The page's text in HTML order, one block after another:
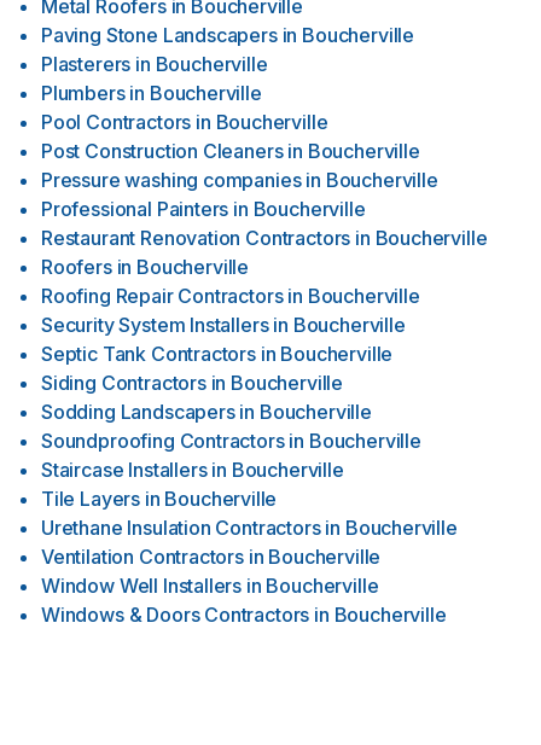
Metal Roofers in Boucherville
Paving Stone Landscapers in Boucherville
Plasterers in Boucherville
Plumbers in Boucherville
Pool Contractors in Boucherville
Post Construction Cleaners in Boucherville
Pressure washing companies in Boucherville
Professional Painters in Boucherville
Restaurant Renovation Contractors in Boucherville
Roofers in Boucherville
Roofing Repair Contractors in Boucherville
Security System Installers in Boucherville
Septic Tank Contractors in Boucherville
Siding Contractors in Boucherville
Sodding Landscapers in Boucherville
Soundproofing Contractors in Boucherville
Staircase Installers in Boucherville
Tile Layers in Boucherville
Urethane Insulation Contractors in Boucherville
Ventilation Contractors in Boucherville
Window Well Installers in Boucherville
Windows & Doors Contractors in Boucherville